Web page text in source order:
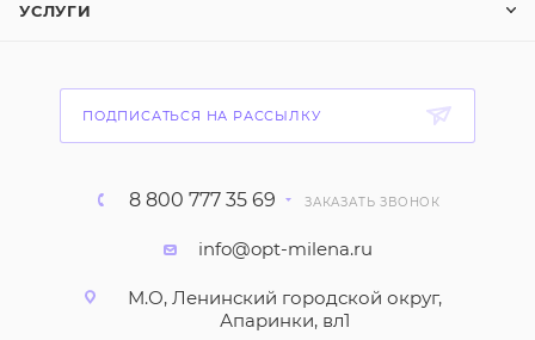
УСЛУГИ
ПОДПИСАТЬСЯ НА РАССЫЛКУ
8 800 777 35 69 ЗАКАЗАТЬ ЗВОНОК
info@opt-milena.ru
М.О, Ленинский городской округ,
Апаринки, вл1